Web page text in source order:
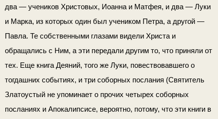
два — учеников Христовых, Иоанна и Матфея, и два — Луки
и Марка, из которых один был учеником Петра, а другой —
Павла. Те собственными глазами видели Христа и
обращались с Ним, а эти передали другим то, что приняли от
тех. Еще книга Деяний, того же Луки, повествовавшего о
тогдашних событиях, и три соборных послания (Святитель
Златоустый не упоминает о прочих четырех собор­ных
посланиях и Апокалипсисе, вероятно, потому, что эти книги в